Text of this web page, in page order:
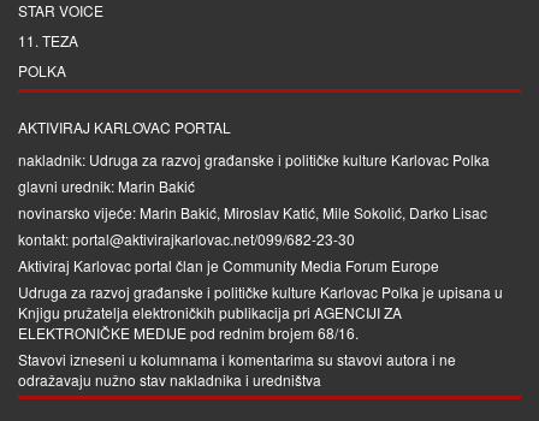
STAR VOICE
11. TEZA
POLKA
AKTIVIRAJ KARLOVAC PORTAL
nakladnik: Udruga za razvoj građanske i političke kulture Karlovac Polka
glavni urednik: Marin Bakić
novinarsko vijeće: Marin Bakić, Miroslav Katić, Mile Sokolić, Darko Lisac
kontakt: portal@aktivirajkarlovac.net/099/682-23-30
Aktiviraj Karlovac portal član je Community Media Forum Europe
Udruga za razvoj građanske i političke kulture Karlovac Polka je upisana u
Knjigu pružatelja elektroničkih publikacija pri AGENCIJI ZA
ELEKTRONIČKE MEDIJEpod rednim brojem 68/16.
Stavovi izneseni u kolumnama i komentarima su stavovi autora i ne
odražavaju nužno stav nakladnika i uredništva